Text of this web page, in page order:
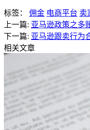
标签： 佣金 电商平台 卖
上一篇: 亚马逊政策之多
下一篇: 亚马逊跟卖行为
相关文章